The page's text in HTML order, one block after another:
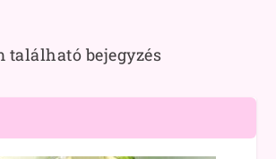
található bejegyzés